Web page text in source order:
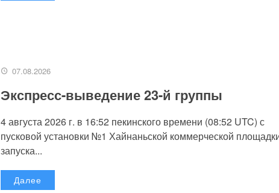
07.08.2026
Экспресс-выведение 23-й группы
4 августа 2026 г. в 16:52 пекинского времени (08:52 UTC) с
пусковой установки №1 Хайнаньской коммерческой
запуска...
Далее